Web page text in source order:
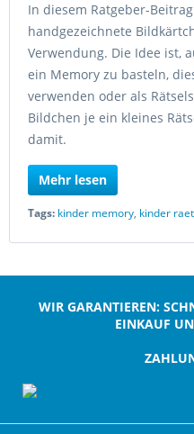
In diesem Ratgeber-
handgezeichnete
Verwendung. Die Idee ist,
ein Memory zu basteln,
verwenden oder als
Bildchen je ein kleines
damit.
Mehr lesen
Tags: kinder memory, kinder
WIR GARANTIEREN:
EINKAUF